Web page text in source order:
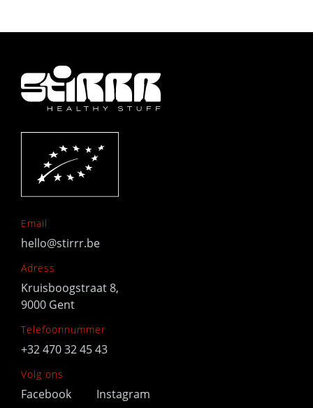
Email
hello@stirrr.be
Adress
Kruisboogstraat 8,
9000 Gent
Telefoonnummer
+32 470 32 45 43
Volg ons
Facebook Instagram